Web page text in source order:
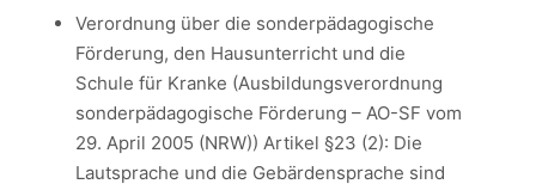
Verordnung über die sonderpädagogische
Förderung, den Hausunterricht und die
Schule für Kranke (Ausbildungsverordnung
sonderpädagogische Förderung – AO-SF vom
29. April 2005 (NRW)) Artikel §23 (2): Die
Lautsprache und die Gebärdensprache sind